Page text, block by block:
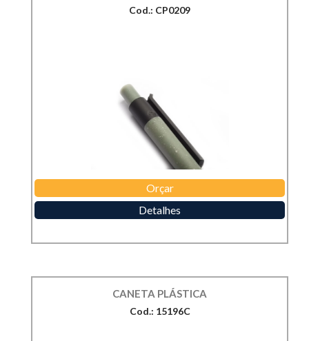
Cod.: CP0209
Orçar
Detalhes
CANETA PLÁSTICA
Cod.: 15196C